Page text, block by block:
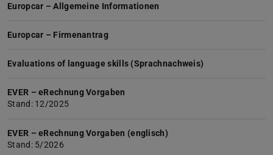
Europcar – Allgemeine Informationen
Europcar – Firmenantrag
Evaluations of language skills (Sprachnachweis)
EVER – eRechnung Vorgaben
Stand: 12/2025
EVER – eRechnung Vorgaben (englisch)
Stand: 5/2026